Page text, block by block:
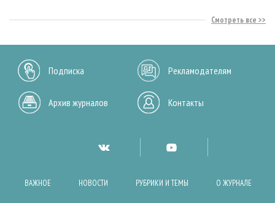
Смотреть все
Подписка Рекламодателям
Архив журналов Контакты
ВАЖНОЕ НОВОСТИ РУБРИКИ И ТЕМЫ О ЖУРНАЛЕ